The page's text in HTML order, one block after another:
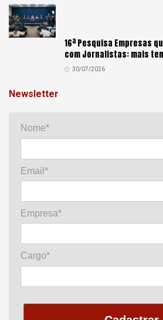
16ª Pesquisa Empresas
com Jornalistas: mais
30/07/2026
Newsletter
Nome*
Email*
Empresa*
Cargo*